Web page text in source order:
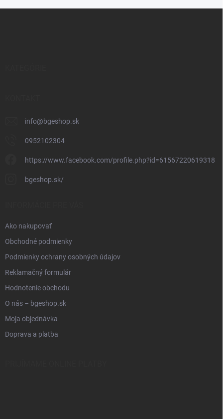
info@bgeshop.sk
0952102304
https://www.facebook.com/profile.php?id=61567220619318
bgeshop.sk/
Ako nakupovať
Obchodné podmienky
Podmienky ochrany osobných údajov
Reklamačný formulár
Hodnotenie obchodu
O nás – bgeshop.sk
Moja objednávka
Doprava a platba